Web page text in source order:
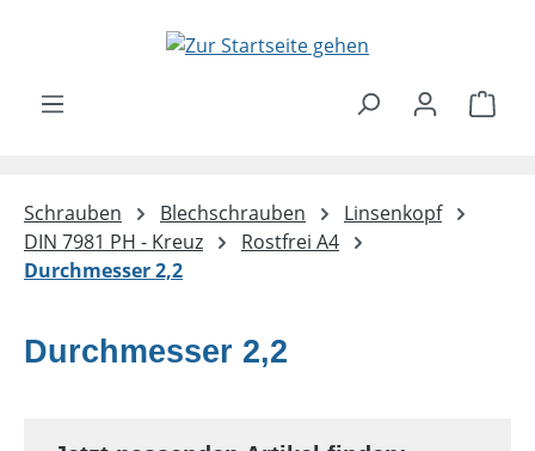
Zum Hauptinhalt springen
Schrauben Blechschrauben
Linsenkopf
DIN 7981 PH - Kreuz
Rostfrei A4
Durchmesser 2,2
Durchmesser 2,2